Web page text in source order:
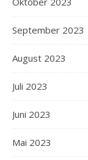
September 2023
August 2023
Juli 2023
Juni 2023
Mai 2023